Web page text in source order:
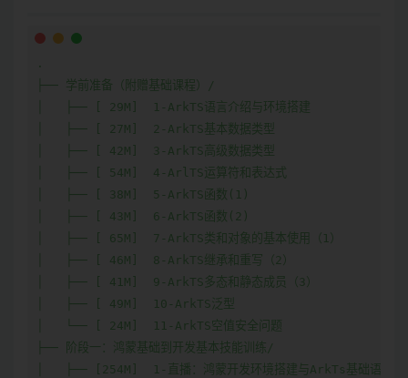
.
├── 学前准备（附赠基础课程）/
│   ├── [ 29M]  1-ArkTS语言介绍与环境搭建
│   ├── [ 27M]  2-ArkTS基本数据类型
│   ├── [ 42M]  3-ArkTS高级数据类型
│   ├── [ 54M]  4-ArlTS运算符和表达式
│   ├── [ 38M]  5-ArkTS函数(1)
│   ├── [ 43M]  6-ArkTS函数(2)
│   ├── [ 65M]  7-ArkTS类和对象的基本使用（1）
│   ├── [ 46M]  8-ArkTS继承和重写（2）
│   ├── [ 41M]  9-ArkTS多态和静态成员（3）
│   ├── [ 49M]  10-ArkTS泛型
│   └── [ 24M]  11-ArkTS空值安全问题
├── 阶段一：鸿蒙基础到开发基本技能训练/
│   ├── [254M]  1-直播：鸿蒙开发环境搭建与ArkTs基础语法